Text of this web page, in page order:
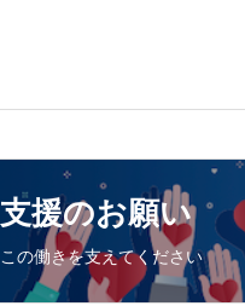
支援のお願い
この働きを支えてください